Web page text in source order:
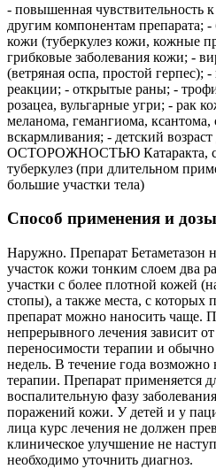
- повышенная чувствительность
другим компонентам препарата; -
кожи (туберкулез кожи, кожные
грибковые заболевания кожи; -
(ветряная оспа, простой
реакции; - открытые раны; -
розацеа, вульгарные угри; - рак
меланома, гемангиома, ксантома,
вскармливания; - детский
ОСТОРОЖНОСТЬЮ Катаракта,
туберкулез (при длительном
большие участки тела)
Способ применения и дозы
Наружно. Препарат Бетаметазон
участок кожи тонким слоем два
участки с более плотной кожей
стопы), а также места, с которых
препарат можно наносить чаще.
непрерывного лечения зависит
переносимости терапии и обычно
недель. В течение года возможно
терапии. Препарат применяется
воспалительную фазу
поражений кожи. У детей и у
лица курс лечения не должен
клиническое улучшение не
необходимо уточнить диагноз.